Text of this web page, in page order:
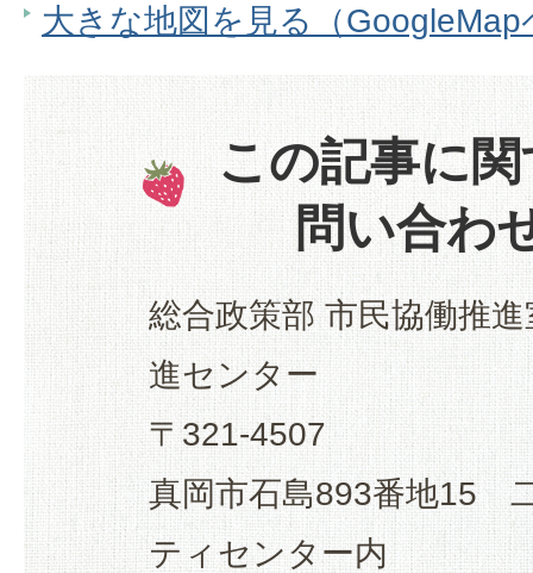
大きな地図を見る（GoogleMap
この記事に
問い合わ
総合政策部 市民協働推
進センター
〒321-4507
真岡市石島893番地15
ティセンター内